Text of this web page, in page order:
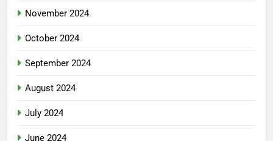
November 2024
October 2024
September 2024
August 2024
July 2024
June 2024